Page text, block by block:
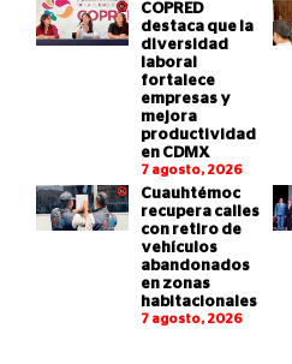
COPRED
destaca que la
diversidad
laboral
fortalece
empresas y
mejora
productividad
en CDMX
7 agosto, 2026
Cuauhtémoc
recupera calles
con retiro de
vehículos
abandonados
en zonas
habitacionales
7 agosto, 2026